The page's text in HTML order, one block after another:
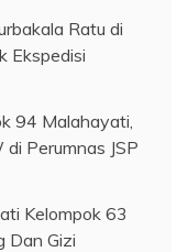
Ratu di
Ekspedisi
94 Malahayati,
Perumnas JSP
Kelompok 63
Dan Gizi